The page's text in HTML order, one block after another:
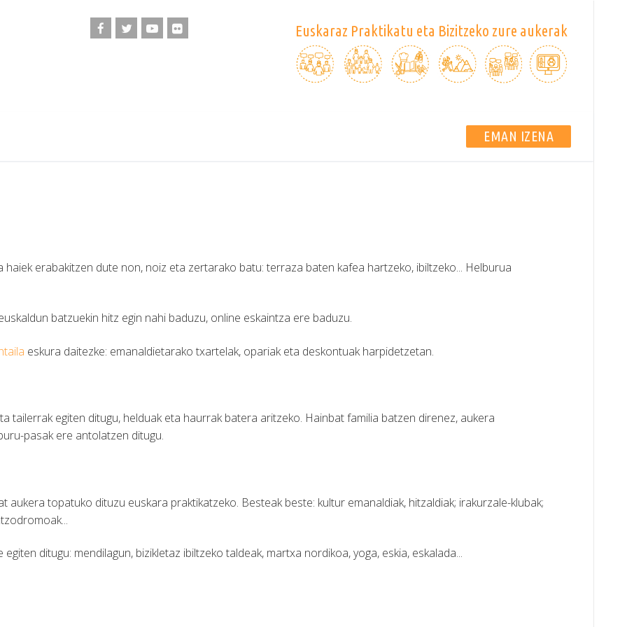
Euskaraz Praktikatu eta Bizitzeko zure aukerak
EMAN IZENA
erabakitzen dute non, noiz eta zertarako batu: terraza baten kafea hartzeko, ibiltzeko... Helburua
batzuekin hitz egin nahi baduzu, online eskaintza ere baduzu.
eskura daitezke: emanaldietarako txartelak, opariak eta deskontuak harpidetzetan.
tailerrak egiten ditugu, helduak eta haurrak batera aritzeko. Hainbat familia batzen direnez, aukera
pasak ere antolatzen ditugu.
aukera topatuko dituzu euskara praktikatzeko. Besteak beste: kultur emanaldiak, hitzaldiak; irakurzale-klubak;
ditugu: mendilagun, bizikletaz ibiltzeko taldeak, martxa nordikoa, yoga, eskia, eskalada...